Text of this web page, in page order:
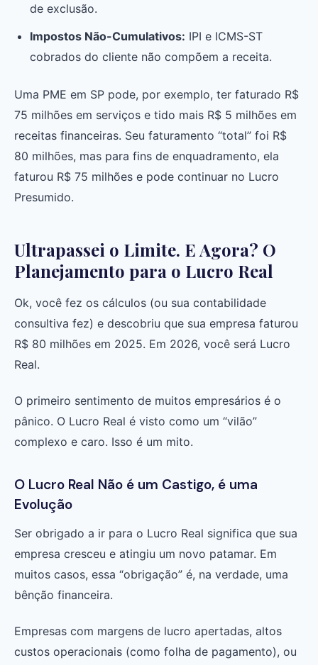
de exclusão.
Impostos Não-Cumulativos: IPI e ICMS-ST
cobrados do cliente não compõem a receita.
Uma PME em SP pode, por exemplo, ter faturado R$
75 milhões em serviços e tido mais R$ 5 milhões em
receitas financeiras. Seu faturamento “total” foi R$
80 milhões, mas para fins de enquadramento, ela
faturou R$ 75 milhões e pode continuar no Lucro
Presumido.
Ultrapassei o Limite. E Agora? O
Planejamento para o Lucro Real
Ok, você fez os cálculos (ou sua contabilidade
consultiva fez) e descobriu que sua empresa faturou
R$ 80 milhões em 2025. Em 2026, você será Lucro
Real.
O primeiro sentimento de muitos empresários é o
pânico. O Lucro Real é visto como um “vilão”
complexo e caro. Isso é um mito.
O Lucro Real Não é um Castigo, é uma
Evolução
Ser obrigado a ir para o Lucro Real significa que sua
empresa cresceu e atingiu um novo patamar. Em
muitos casos, essa “obrigação” é, na verdade, uma
bênção financeira.
Empresas com margens de lucro apertadas, altos
custos operacionais (como folha de pagamento), ou